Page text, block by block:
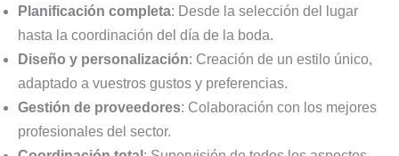
Planificación completa: Desde la selección del lugar
hasta la coordinación del día de la boda.
Diseño y personalización: Creación de un estilo único,
adaptado a vuestros gustos y preferencias.
Gestión de proveedores: Colaboración con los mejores
profesionales del sector.